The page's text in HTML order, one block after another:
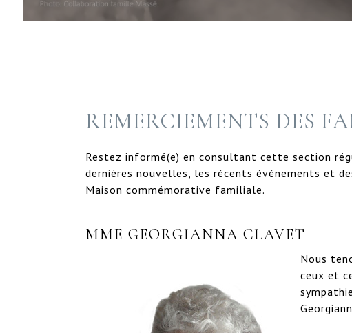
REMERCIEMENTS DES
Restez informé(e) en consultant cette section
dernières nouvelles, les récents événements et
Maison commémorative familiale.
MME GEORGIANNA CLAVET
Nous
ceux et